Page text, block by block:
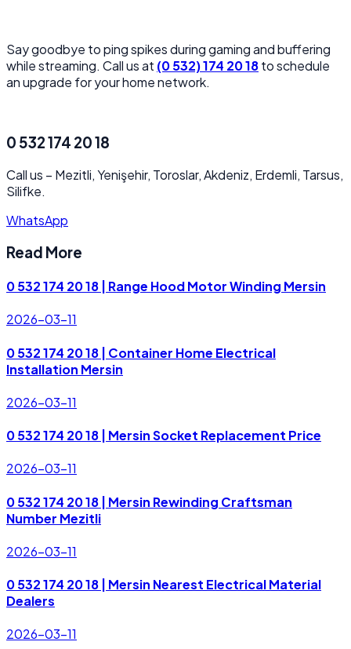
Say goodbye to ping spikes during gaming and buffering
while streaming. Call us at (0 532) 174 20 18to schedule
an upgrade for your home network.
0 532 174 20 18
Call us – Mezitli, Yenişehir, Toroslar, Akdeniz, Erdemli, Tarsus,
Silifke.
WhatsApp
Read More
0 532 174 20 18 | Range Hood Motor Winding Mersin
2026-03-11
0 532 174 20 18 | Container Home Electrical
Installation Mersin
2026-03-11
0 532 174 20 18 | Mersin Socket Replacement Price
2026-03-11
0 532 174 20 18 | Mersin Rewinding Craftsman
Number Mezitli
2026-03-11
0 532 174 20 18 | Mersin Nearest Electrical Material
Dealers
2026-03-11